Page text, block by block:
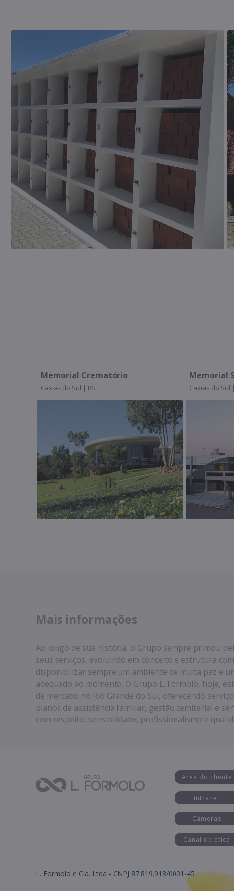
Crematório Memorial São José
Mais informações
Ao longo de sua história, o Grupo sempre primou
seus serviços, evoluindo em conceito e estrutura
disponibilizar sempre um ambiente de muita paz e
adequado ao momento. O Grupo L. Formolo, hoje,
de mercado no Rio Grande do Sul, oferecendo
planos de assistência familiar, gestão cemiterial e
com respeito, sensibilidade, profissionalismo e
Área do cliente
Intranet
Câmeras
Canal de ética
L. Formolo e Cia. Ltda - CNPJ 87.819.918/0001-45